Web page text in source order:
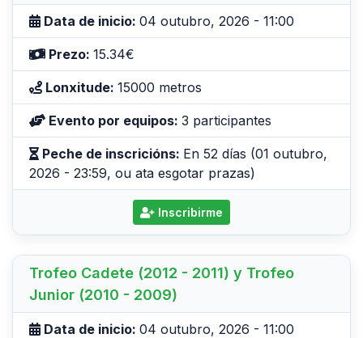
Data de inicio: 04 outubro, 2026 - 11:00
Prezo: 15.34€
Lonxitude: 15000 metros
Evento por equipos: 3 participantes
Peche de inscricións: En 52 días (01 outubro,
2026 - 23:59, ou ata esgotar prazas)
Inscribirme
Trofeo Cadete (2012 - 2011) y Trofeo
Junior (2010 - 2009)
Data de inicio: 04 outubro, 2026 - 11:00